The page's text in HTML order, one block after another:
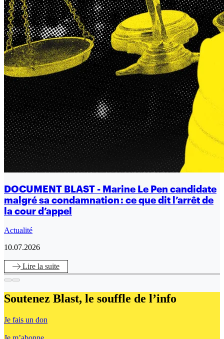
DOCUMENT BLAST - Marine Le Pen candidate
malgré sa condamnation : ce que dit l’arrêt de
la cour d’appel
Actualité
10.07.2026
Lire la suite
Soutenez Blast, le souffle de l’info
Je fais un don